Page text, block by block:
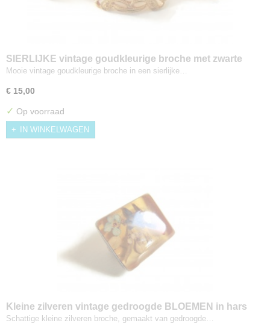
SIERLIJKE vintage goudkleurige broche met zwarte
‘steen’
Mooie vintage goudkleurige broche in een sierlijke…
€ 15,00
✓ Op voorraad
IN WINKELWAGEN
Kleine zilveren vintage gedroogde BLOEMEN in hars
broche
Schattige kleine zilveren broche, gemaakt van gedroogde…